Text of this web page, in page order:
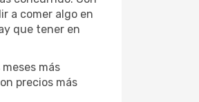
a comer algo en
que tener en
más
precios más